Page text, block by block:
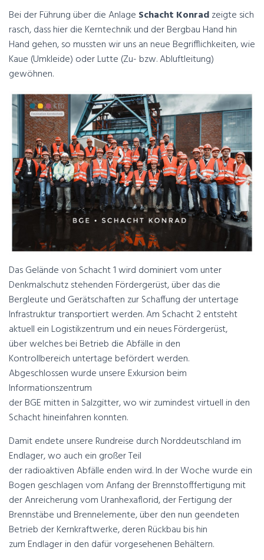
Bei der Führung über die Anlage Schacht Konradzeigte sich
rasch, dass hier die Kerntechnik und der Bergbau Hand hin
Hand gehen, so mussten wir uns an neue Begrifflichkeiten, wie
Kaue (Umkleide) oder Lutte (Zu- bzw. Abluftleitung)
gewöhnen.
Das Gelände von Schacht 1 wird dominiert vom unter
Denkmalschutz stehenden Fördergerüst, über das die
Bergleute und Gerätschaften zur Schaffung der untertage
Infrastruktur transportiert werden. Am Schacht 2 entsteht
aktuell ein Logistikzentrum und ein neues Fördergerüst,
über welches bei Betrieb die Abfälle in den
Kontrollbereich untertage befördert werden.
Abgeschlossen wurde unsere Exkursion beim
Informationszentrum
der BGE mitten in Salzgitter, wo wir zumindest virtuell in den
Schacht hineinfahren konnten.
Damit endete unsere Rundreise durch Norddeutschland im
Endlager, wo auch ein großer Teil
der radioaktiven Abfälle enden wird. In der Woche wurde ein
Bogen geschlagen vom Anfang der Brennstofffertigung mit
der Anreicherung vom Uranhexaflorid, der Fertigung der
Brennstäbe und Brennelemente, über den nun geendeten
Betrieb der Kernkraftwerke, deren Rückbau bis hin
zum Endlager in den dafür vorgesehenen Behältern.